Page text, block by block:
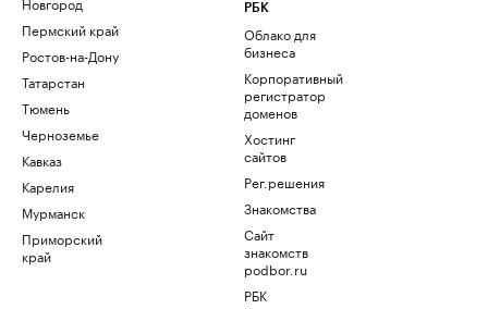
Пермский край
Ростов-на-Дону
Татарстан
Тюмень
Черноземье
Кавказ
Карелия
Мурманск
Приморский
край
РБК
Облако для
бизнеса
Корпоративный
регистратор
доменов
Хостинг
сайтов
Рег.решения
Знакомства
Сайт
знакомств
podbor.ru
РБК